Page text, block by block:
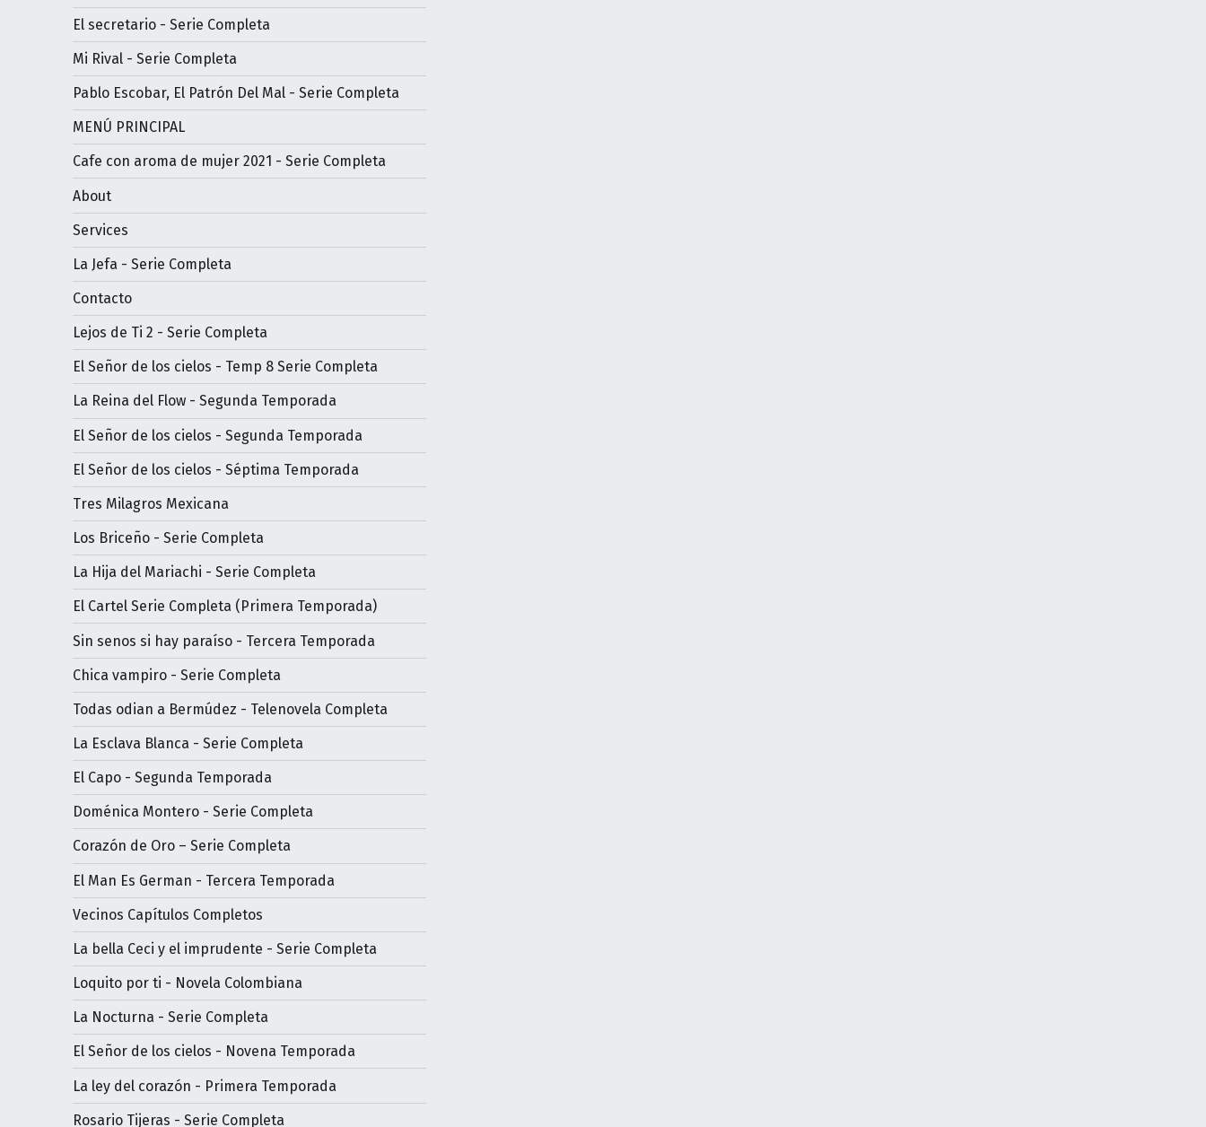
El secretario - Serie Completa
Mi Rival - Serie Completa
Pablo Escobar, El Patrón Del Mal - Serie Completa
MENÚ PRINCIPAL
Cafe con aroma de mujer 2021 - Serie Completa
About
Services
La Jefa - Serie Completa
Contacto
Lejos de Ti 2 - Serie Completa
El Señor de los cielos - Temp 8 Serie Completa
La Reina del Flow - Segunda Temporada
El Señor de los cielos - Segunda Temporada
El Señor de los cielos - Séptima Temporada
Tres Milagros Mexicana
Los Briceño - Serie Completa
La Hija del Mariachi - Serie Completa
El Cartel Serie Completa (Primera Temporada)
Sin senos si hay paraíso - Tercera Temporada
Chica vampiro - Serie Completa
Todas odian a Bermúdez - Telenovela Completa
La Esclava Blanca - Serie Completa
El Capo - Segunda Temporada
Doménica Montero - Serie Completa
Corazón de Oro – Serie Completa
El Man Es German - Tercera Temporada
Vecinos Capítulos Completos
La bella Ceci y el imprudente - Serie Completa
Loquito por ti - Novela Colombiana
La Nocturna - Serie Completa
El Señor de los cielos - Novena Temporada
La ley del corazón - Primera Temporada
Rosario Tijeras - Serie Completa